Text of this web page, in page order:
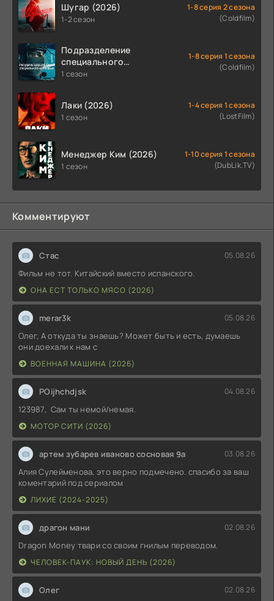
Шугар (2026)
1-2 сезон
1-8 серия 2 сезона
(Coldfilm)
Подразделение
специального
назначения (2026)
1 сезон
1-8 серия 1 сезона
(Coldfilm)
Лаки (2026)
1 сезон
1-4 серия 1 сезона
(LostFilm)
Менеджер Ким (2026)
1 сезон
1-10 серия 1 сезона
(DubLik.TV)
Комментируют
Стас 05.08.26
Фильм не тот. Китайский вместо испанского.
ОНА ЕСТ ТОЛЬКО МЯСО (2026)
merar3k 05.08.26
Олег, А откуда ты знаешь? Может быть и есть, думаешь
они доехали к нам с
ВОЕННАЯ МАШИНА (2026)
POijhchdjsk 04.08.26
123987, Сам ты немой/немая.
МОТОР СИТИ (2026)
артем зубарев иваново сосновая 9а 03.08.26
Алия Сулейменова, это верно подмечено. спасибо за ваш
коментарий под сериалом
ЛИХИЕ (2024-2025)
драгон мани 02.08.26
Dragon Money твари со своим гнилым переводом.
ЧЕЛОВЕК-ПАУК: НОВЫЙ ДЕНЬ (2026)
Олег 02.08.26